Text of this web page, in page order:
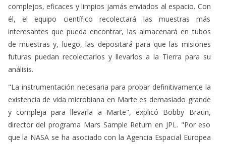
complejos, eficaces y limpios jamás enviados al espacio. Con
él, el equipo científico recolectará las muestras más
interesantes que pueda encontrar, las almacenará en tubos
de muestras y, luego, las depositará para que las misiones
futuras puedan recolectarlos y llevarlos a la Tierra para su
análisis.
"La instrumentación necesaria para probar definitivamente la
existencia de vida microbiana en Marte es demasiado grande
y compleja para llevarla a Marte", explicó Bobby Braun,
director del programa Mars Sample Return en JPL. "Por eso
que la NASA se ha asociado con la Agencia Espacial Europea